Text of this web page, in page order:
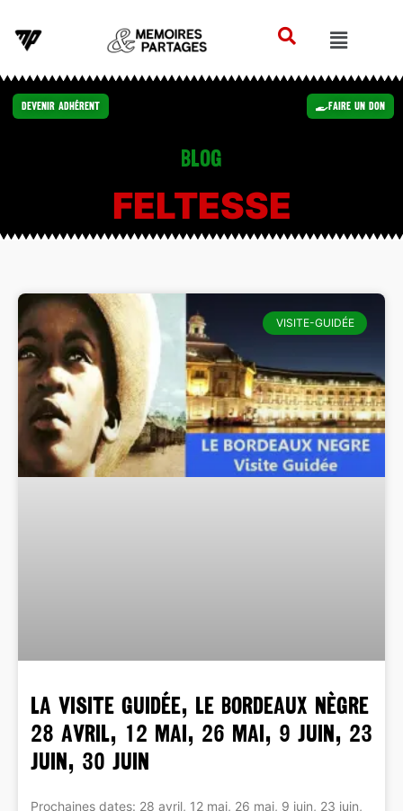
Devenir Adhérent Faire un Don
Blog
FELTESSE
VISITE-GUIDÉE
La Visite Guidée, Le Bordeaux Nègre
28 avril, 12 mai, 26 mai, 9 juin, 23
juin, 30 juin
Prochaines dates: 28 avril, 12 mai, 26 mai, 9 juin, 23 juin,